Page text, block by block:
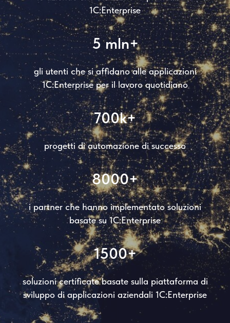
1C:Enterprise
5 mln+
gli utenti che si affidano alle applicazioni
1C:Enterprise per il lavoro quotidiano
700k+
progetti di automazione di successo
8000+
i partner che hanno implementato soluzioni
basate su 1C:Enterprise
1500+
soluzioni certificate basate sulla piattaforma di
sviluppo di applicazioni aziendali 1C:Enterprise